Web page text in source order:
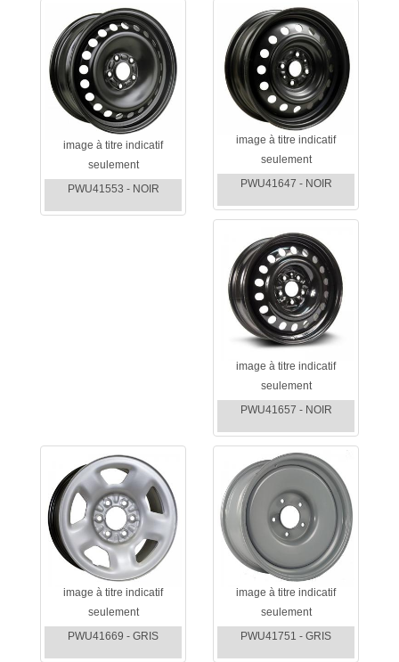
image à titre indicatif
seulement
PWU41553 - NOIR
image à titre indicatif
seulement
PWU41647 - NOIR
image à titre indicatif
seulement
PWU41657 - NOIR
image à titre indicatif
seulement
PWU41669 - GRIS
image à titre indicatif
seulement
PWU41751 - GRIS